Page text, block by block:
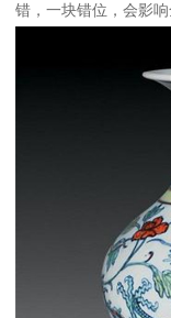
错，一块错位，会影